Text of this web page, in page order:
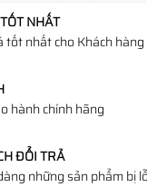
NHẤT
tốt nhất cho Khách hàng
hành chính hãng
ĐỔI TRẢ
những sản phẩm bị